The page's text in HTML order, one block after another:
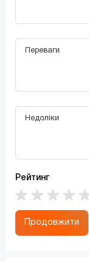
Рейтинг
Продовжити